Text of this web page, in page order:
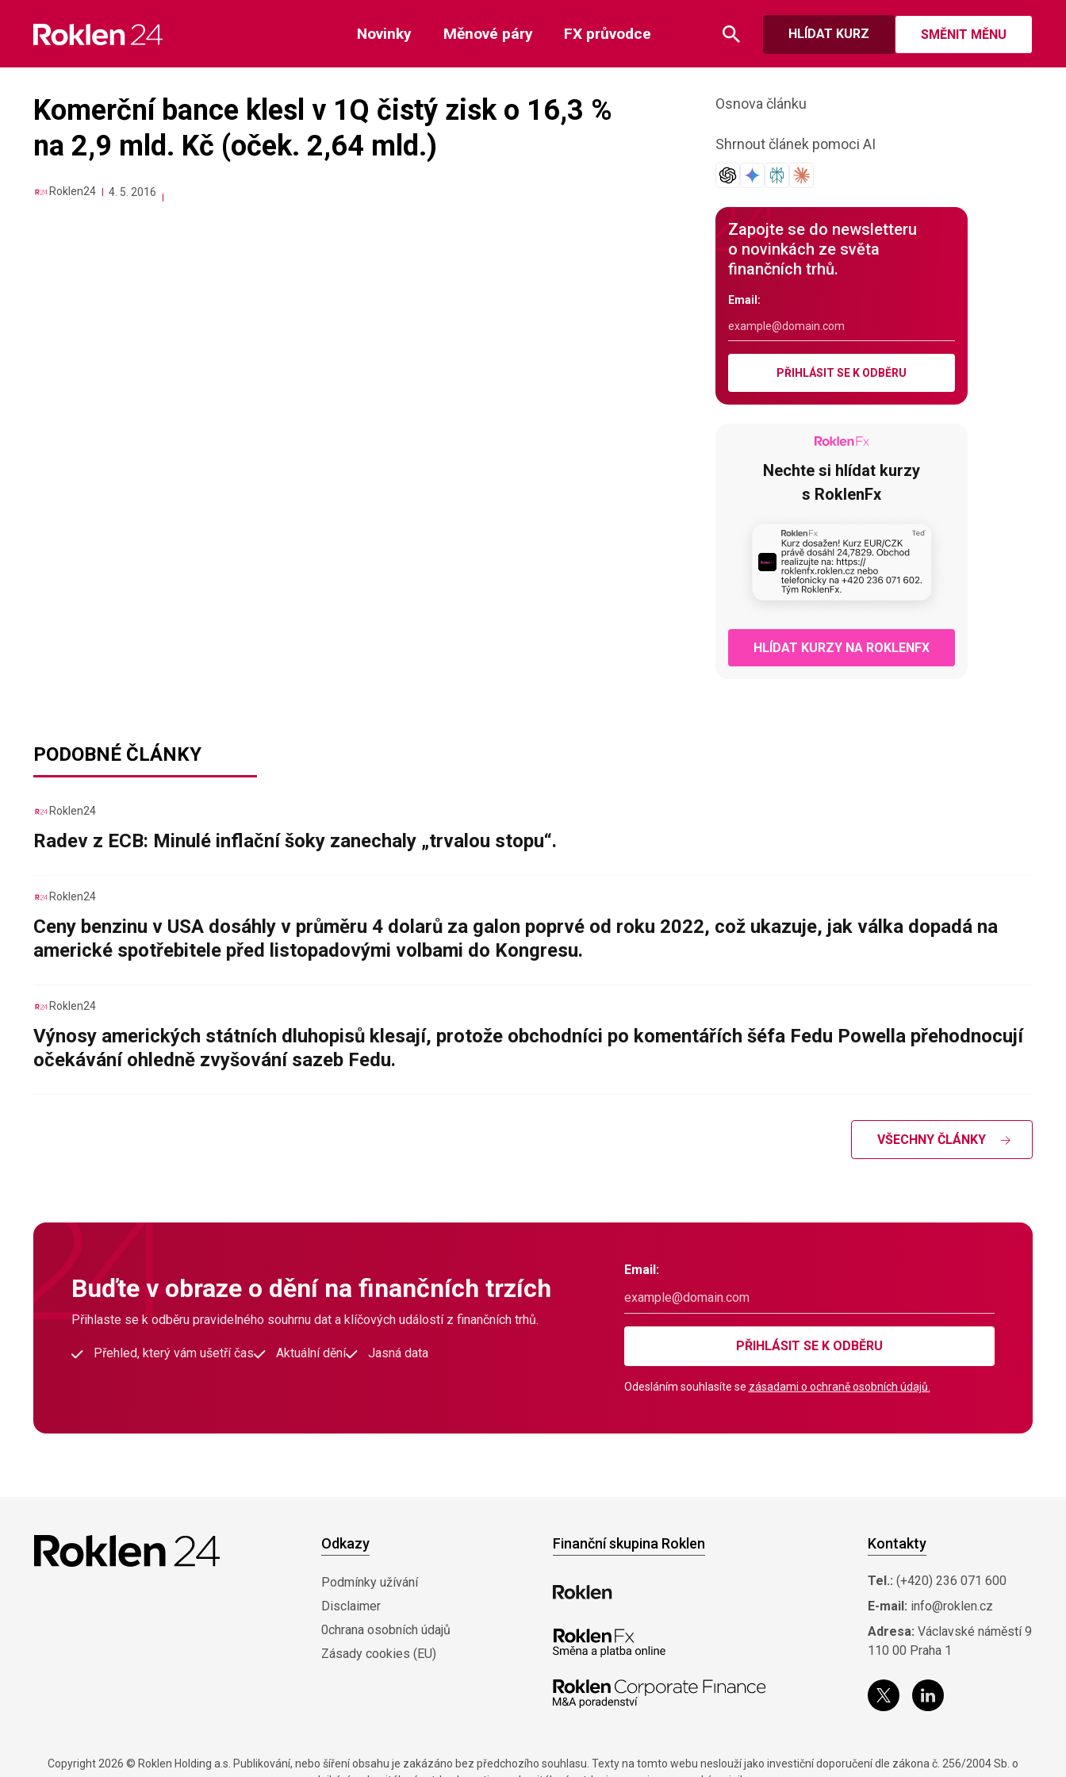
content
HLÍDAT KURZ SMĚNIT MĚNU
Novinky Měnové páry FX průvodce
Komerční bance klesl v 1Q čistý zisk o 16,3 %
na 2,9 mld. Kč (oček. 2,64 mld.)
Roklen24 4. 5. 2016
Osnova článku
Shrnout článek pomoci AI
Zapojte se do newsletteru
o novinkách ze světa
finančních trhů.
Email:
PŘIHLÁSIT SE K ODBĚRU
Nechte si hlídat kurzy
s RoklenFx
HLÍDAT KURZY NA ROKLENFX
PODOBNÉ ČLÁNKY
Roklen24
Radev z ECB: Minulé inflační šoky zanechaly „trvalou stopu“.
Roklen24
Ceny benzinu v USA dosáhly v průměru 4 dolarů za galon poprvé od roku 2022, což ukazuje, jak válka dopadá na
americké spotřebitele před listopadovými volbami do Kongresu.
Roklen24
Výnosy amerických státních dluhopisů klesají, protože obchodníci po komentářích šéfa Fedu Powella přehodnocují
očekávání ohledně zvyšování sazeb Fedu.
VŠECHNY ČLÁNKY
Buďte v obraze o dění na finančních trzích
Přihlaste se k odběru pravidelného souhrnu dat a klíčových událostí z finančních trhů.
Přehled, který vám ušetří čas Aktuální dění Jasná data
Email:
PŘIHLÁSIT SE K ODBĚRU
Odesláním souhlasíte se zásadami o ochraně osobních údajů.
Odkazy
Podmínky užívání
Disclaimer
0chrana osobních údajů
Zásady cookies (EU)
Finanční skupina Roklen Kontakty
Tel.: (+420) 236 071 600
E-mail: info@roklen.cz
Adresa: Václavské náměstí 9
110 00 Praha 1
Copyright 2026 © Roklen Holding a.s. Publikování, nebo šíření obsahu je zakázáno bez předchozího souhlasu. Texty na tomto webu neslouží jako investiční doporučení dle zákona č. 256/2004 Sb. o